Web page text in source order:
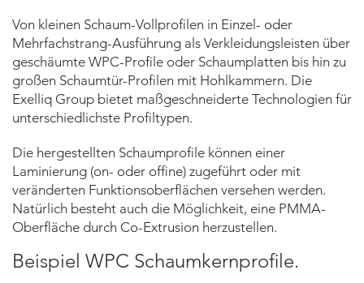
Von kleinen Schaum-Vollprofilen in Einzel- oder
Mehrfachstrang-Ausführung als Verkleidungsleisten über
geschäumte WPC-Profile oder Schaumplatten bis hin zu
großen Schaumtür-Profilen mit Hohlkammern. Die
Exelliq Group bietet maßgeschneiderte Technologien für
unterschiedlichste Profiltypen.
Die hergestellten Schaumprofile können einer
Laminierung (on- oder offine) zugeführt oder mit
veränderten Funktionsoberflächen versehen werden.
Natürlich besteht auch die Möglichkeit, eine PMMA-
Oberfläche durch Co-Extrusion herzustellen.
Beispiel WPC Schaumkernprofile.